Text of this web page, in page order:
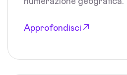
Approfondisci